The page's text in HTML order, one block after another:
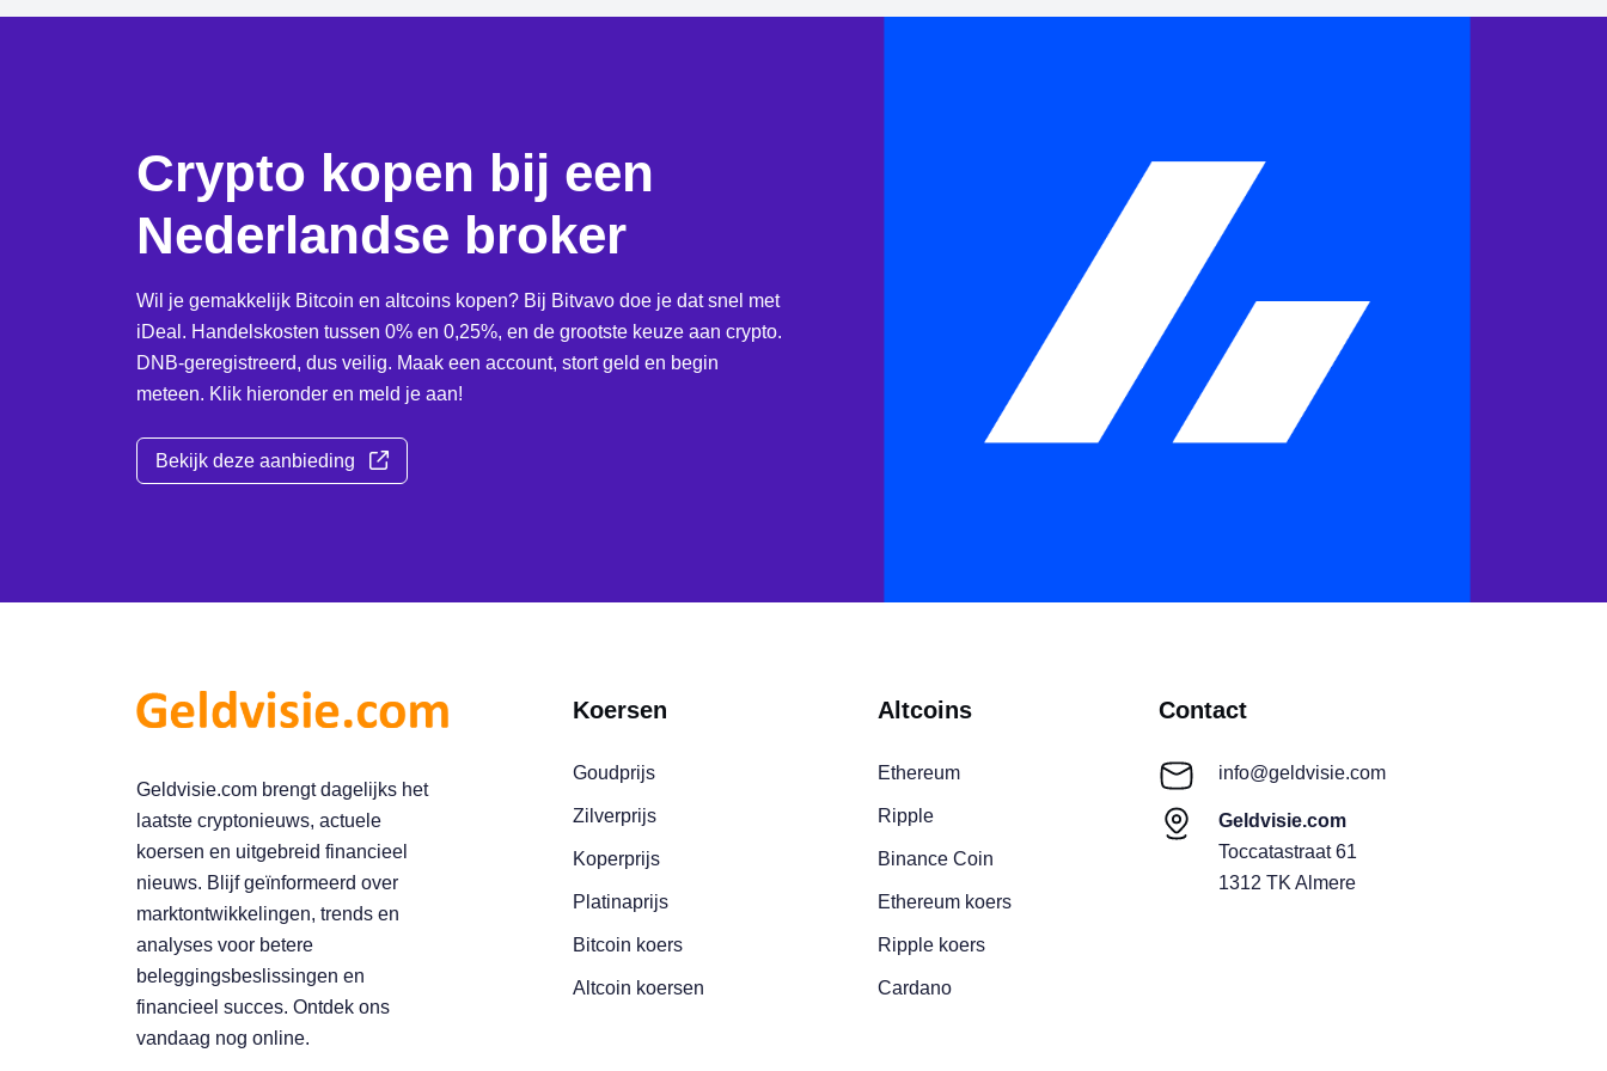
Crypto kopen bij een
Nederlandse broker
Wil je gemakkelijk Bitcoin en altcoins kopen? Bij Bitvavo doe je dat snel met
iDeal. Handelskosten tussen 0% en 0,25%, en de grootste keuze aan crypto.
DNB-geregistreerd, dus veilig. Maak een account, stort geld en begin
meteen. Klik hieronder en meld je aan!
Bekijk deze aanbieding
Geldvisie.com brengt dagelijks het
laatste cryptonieuws, actuele
koersen en uitgebreid financieel
nieuws. Blijf geïnformeerd over
marktontwikkelingen, trends en
analyses voor betere
beleggingsbeslissingen en
financieel succes. Ontdek ons
vandaag nog online.
Koersen
Goudprijs
Zilverprijs
Koperprijs
Platinaprijs
Bitcoin koers
Altcoin koersen
Altcoins
Ethereum
Ripple
Binance Coin
Ethereum koers
Ripple koers
Cardano
Contact
info@geldvisie.com
Geldvisie.com
Toccatastraat 61
1312 TK Almere